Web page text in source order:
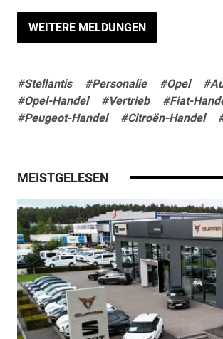
WEITERE MELDUNGEN
#Stellantis #Personalie #Opel
#Opel-Handel
#Vertrieb
#Fiat-
#Peugeot-Handel
#Citroën-Handel
MEISTGELESEN